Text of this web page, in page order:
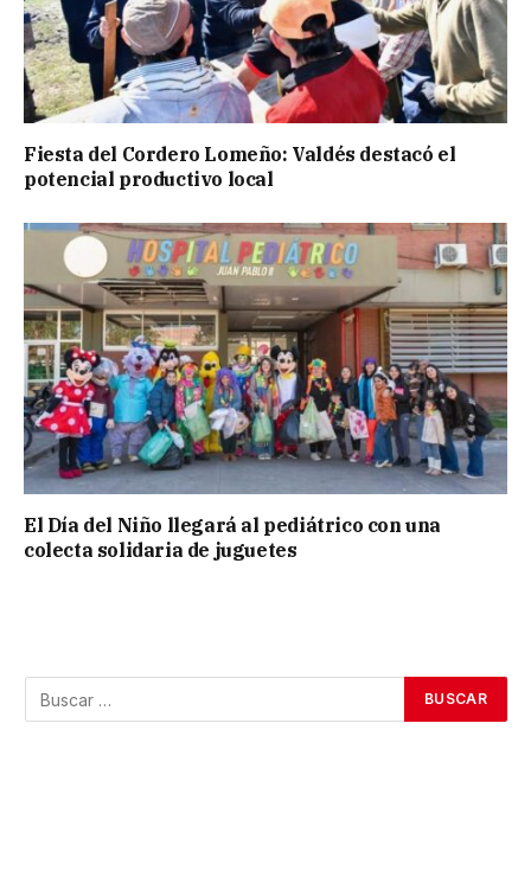
Fiesta del Cordero Lomeño: Valdés destacó el
potencial productivo local
El Día del Niño llegará al pediátrico con una
colecta solidaria de juguetes